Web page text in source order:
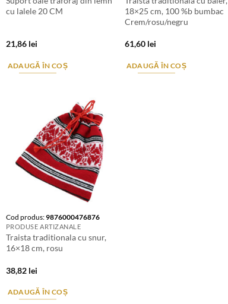
cu lalele 20 CM
21,86 lei
ADAUGĂ ÎN COȘ
18×25 cm, 100 %b bumbac
Crem/rosu/negru
61,60 lei
ADAUGĂ ÎN COȘ
Cod produs:9876000476876
PRODUSE ARTIZANALE
Traista traditionala cu snur,
16×18 cm, rosu
38,82 lei
ADAUGĂ ÎN COȘ